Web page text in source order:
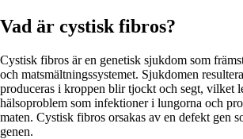
Vad är cystisk fibros?
Cystisk fibros är en genetisk sjukdom som
och matsmältningssystemet. Sjukdomen
produceras i kroppen blir tjockt och segt, vilket
hälsoproblem som infektioner i lungorna och
maten. Cystisk fibros orsakas av en defekt gen
genen.